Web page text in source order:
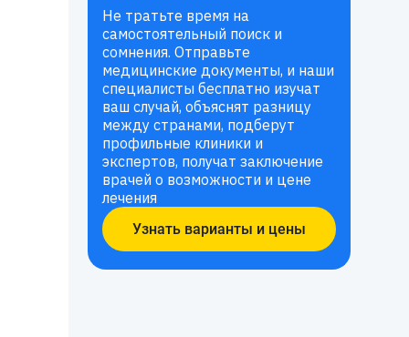
Не тратьте время на
самостоятельный поиск и
сомнения. Отправьте
медицинские документы, и наши
специалисты бесплатно изучат
ваш случай, объяснят разницу
между странами, подберут
профильные клиники и
экспертов, получат заключение
врачей о возможности и цене
лечения
Узнать варианты и цены